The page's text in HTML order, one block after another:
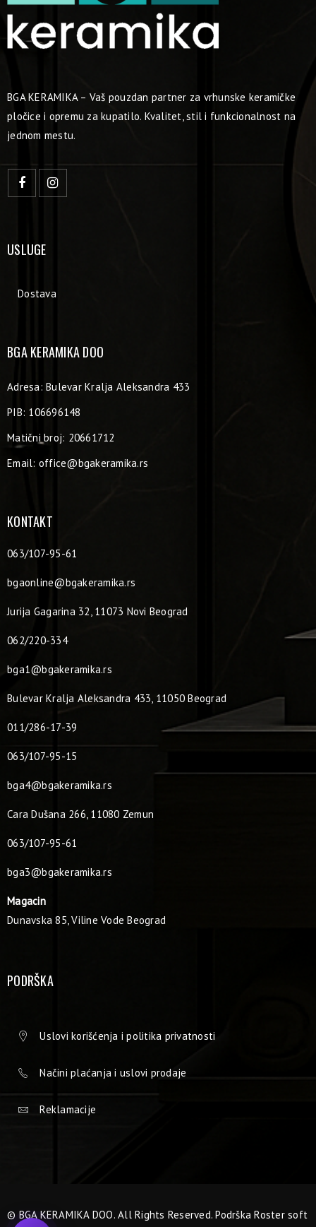
BGA KERAMIKA – Vaš pouzdan partner za vrhunske keramičke
pločice i opremu za kupatilo. Kvalitet, stil i funkcionalnost na
jednom mestu.
USLUGE
Dostava
BGA KERAMIKA DOO
Adresa: Bulevar Kralja Aleksandra 433
PIB: 106696148
Matični broj: 20661712
Email: office@bgakeramika.rs
KONTAKT
063/107-95-61
bgaonline@bgakeramika.rs
Jurija Gagarina 32, 11073 Novi Beograd
062/220-334
bga1@bgakeramika.rs
Bulevar Kralja Aleksandra 433, 11050 Beograd
011/286-17-39
063/107-95-15
bga4@bgakeramika.rs
Cara Dušana 266, 11080 Zemun
063/107-95-61
bga3@bgakeramika.rs
Magacin
Dunavska 85, Viline Vode Beograd
PODRŠKA
Uslovi korišćenja i politika privatnosti
Načini plaćanja i uslovi prodaje
Reklamacije
© BGA KERAMIKA DOO. All Rights Reserved. PodrškaRoster soft